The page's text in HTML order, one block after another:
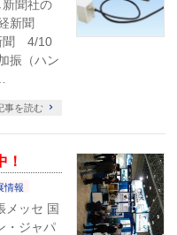
聞社の
新聞
4/10
振（ハン
事を読む
情報
メッセ 国
・ジャパ